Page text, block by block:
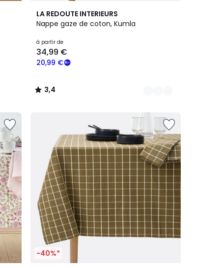
LA REDOUTE INTERIEURS
Nappe gaze de coton, Kumla
à partir de
20,99 €
34,99 €
3,4
/ 5
3
Couleurs
3,4
/
-40%*